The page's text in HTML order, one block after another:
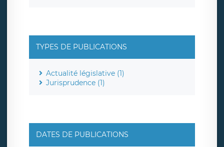
TYPES DE PUBLICATIONS
Actualité législative (1)
Jurisprudence (1)
DATES DE PUBLICATIONS